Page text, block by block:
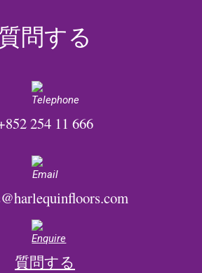
問する
254 11 666
質問する